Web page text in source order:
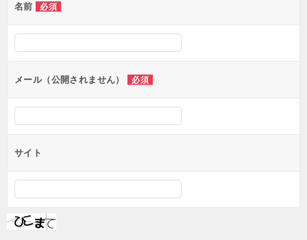
ー
シ
ョ
ン
名前 必須
メール（公開されません） 必須
サイト